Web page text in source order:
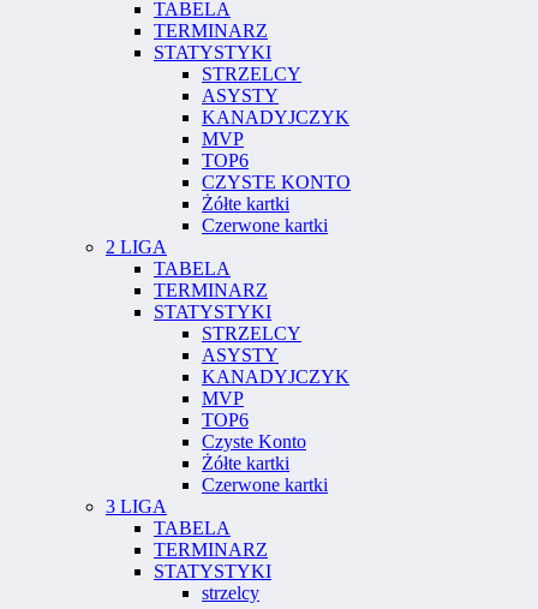
TABELA
TERMINARZ
STATYSTYKI
STRZELCY
ASYSTY
KANADYJCZYK
MVP
TOP6
CZYSTE KONTO
Żółte kartki
Czerwone kartki
2 LIGA
TABELA
TERMINARZ
STATYSTYKI
STRZELCY
ASYSTY
KANADYJCZYK
MVP
TOP6
Czyste Konto
Żółte kartki
Czerwone kartki
3 LIGA
TABELA
TERMINARZ
STATYSTYKI
strzelcy